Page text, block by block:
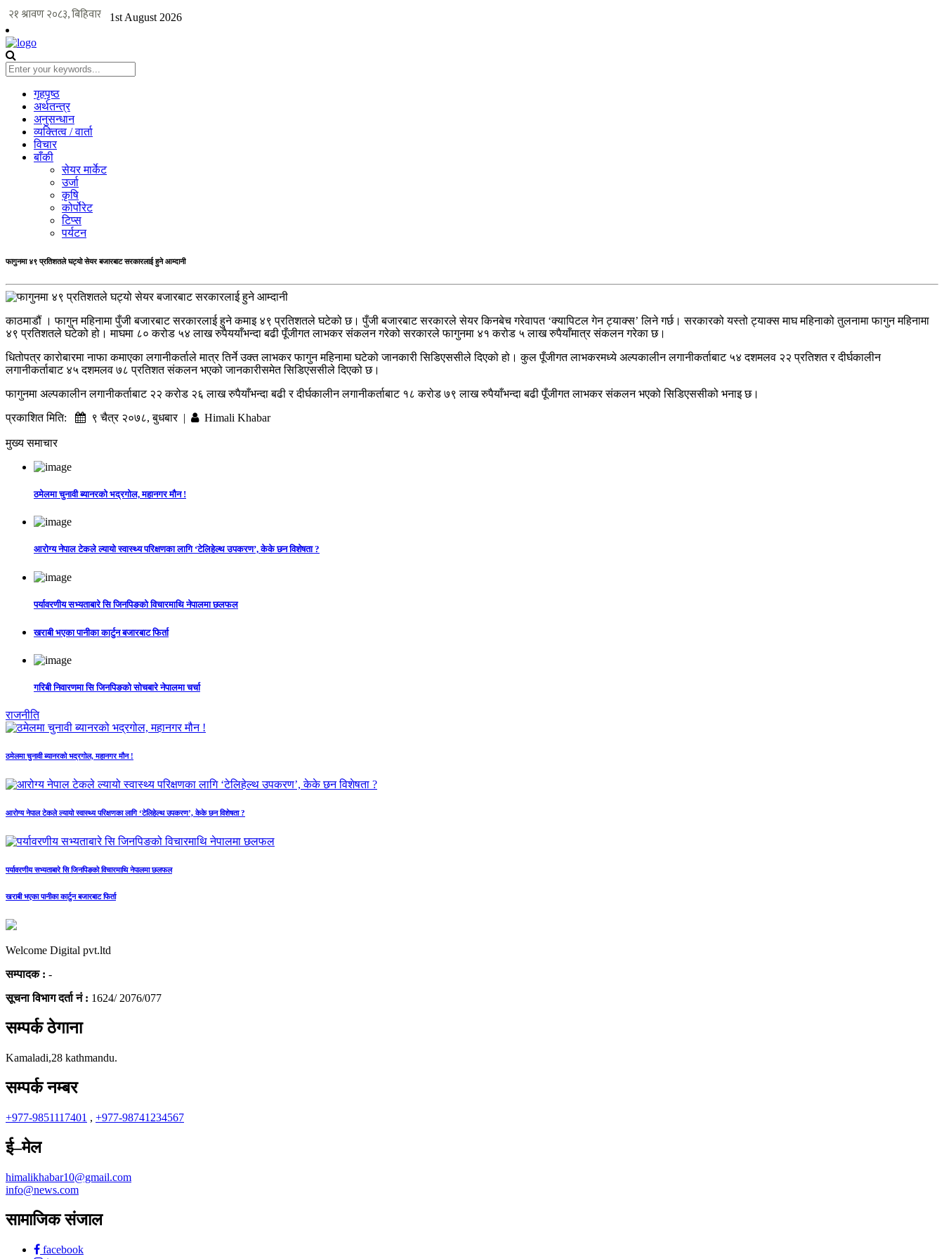
1st August 2026
गृहपृष्ठ
अर्थतन्त्र
अनुसन्धान
व्यक्तित्व / वार्ता
विचार
बाँकी
सेयर मार्केट
उर्जा
कृषि
कोर्पोरेट
टिप्स
पर्यटन
फागुनमा ४९ प्रतिशतले घट्यो सेयर बजारबाट सरकारलाई हुने आम्दानी
काठमाडौं । फागुन महिनामा पुँजी बजारबाट सरकारलाई हुने कमाइ ४९ प्रतिशतले घटेको छ। पुँजी बजारबाट सरकारले सेयर किनबेच गरेवापत ‘क्यापिटल गेन ट्याक्स’ लिने गर्छ। सरकारको यस्तो ट्याक्स माघ महिनाको तुलनामा फागुन महिनामा
४९ प्रतिशतले घटेको हो। माघमा ८० करोड ५४ लाख रुपैययाँभन्दा बढी पूँजीगत लाभकर संकलन गरेको सरकारले फागुनमा ४१ करोड ५ लाख रुपैयाँमात्र संकलन गरेका छ।
धितोपत्र कारोबारमा नाफा कमाएका लगानीकर्ताले मात्र तिर्ने उक्त लाभकर फागुन महिनामा घटेको जानकारी सिडिएससीले दिएको हो। कुल पूँजीगत लाभकरमध्ये अल्पकालीन लगानीकर्ताबाट ५४ दशमलव २२ प्रतिशत र दीर्घकालीन
लगानीकर्ताबाट ४५ दशमलव ७८ प्रतिशत संकलन भएको जानकारीसमेत सिडिएससीले दिएको छ।
फागुनमा अल्पकालीन लगानीकर्ताबाट २२ करोड २६ लाख रुपैयाँभन्दा बढी र दीर्घकालीन लगानीकर्ताबाट १८ करोड ७९ लाख रुपैयाँभन्दा बढी पूँजीगत लाभकर संकलन भएको सिडिएससीको भनाइ छ।
प्रकाशित मिति:
९ चैत्र २०७८, बुधबार | Himali Khabar
मुख्य समाचार
ठमेलमा चुनावी ब्यानरको भद्रगोल, महानगर मौन !
आरोग्य नेपाल टेकले ल्यायो स्वास्थ्य परिक्षणका लागि ‘टेलिहेल्थ उपकरण’, केके छन विशेषता ?
पर्यावरणीय सभ्यताबारे सि जिनपिङको विचारमाथि नेपालमा छलफल
खराबी भएका पानीका कार्टुन बजारबाट फिर्ता
गरिबी निवारणमा सि जिनपिङको सोचबारे नेपालमा चर्चा
राजनीति
ठमेलमा चुनावी ब्यानरको भद्रगोल, महानगर मौन !
आरोग्य नेपाल टेकले ल्यायो स्वास्थ्य परिक्षणका लागि ‘टेलिहेल्थ उपकरण’, केके छन विशेषता ?
पर्यावरणीय सभ्यताबारे सि जिनपिङको विचारमाथि नेपालमा छलफल
खराबी भएका पानीका कार्टुन बजारबाट फिर्ता
Welcome Digital pvt.ltd
सम्पादक : -
सूचना विभाग दर्ता नं : 1624/ 2076/077
सम्पर्क ठेगाना
Kamaladi,28 kathmandu.
सम्पर्क नम्बर
+977-9851117401 , +977-98741234567
ई–मेल
himalikhabar10@gmail.com
info@news.com
सामाजिक संजाल
facebook